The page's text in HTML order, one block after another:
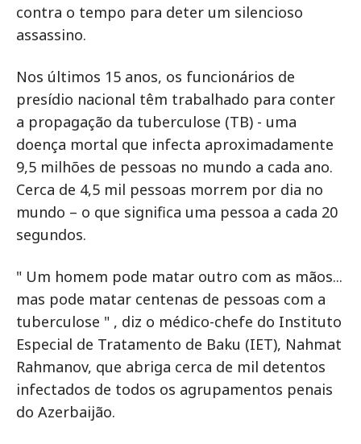
contra o tempo para deter um silencioso
assassino.
Nos últimos 15 anos, os funcionários de
presídio nacional têm trabalhado para conter
a propagação da tuberculose (TB) - uma
doença mortal que infecta aproximadamente
9,5 milhões de pessoas no mundo a cada ano.
Cerca de 4,5 mil pessoas morrem por dia no
mundo – o que significa uma pessoa a cada 20
segundos.
" Um homem pode matar outro com as mãos...
mas pode matar centenas de pessoas com a
tuberculose " , diz o médico-chefe do Instituto
Especial de Tratamento de Baku (IET), Nahmat
Rahmanov, que abriga cerca de mil detentos
infectados de todos os agrupamentos penais
do Azerbaijão.